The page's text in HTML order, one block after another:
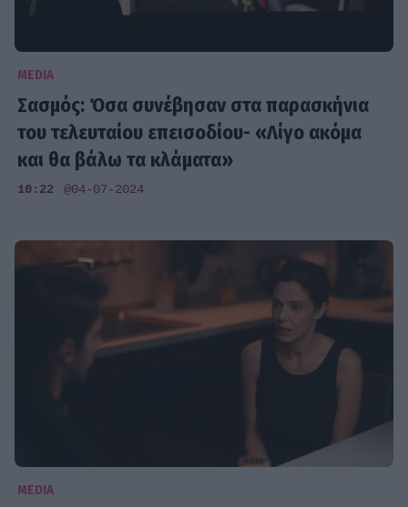
MEDIA
Σασμός: Όσα συνέβησαν στα παρασκήνια
του τελευταίου επεισοδίου- «Λίγο ακόμα
και θα βάλω τα κλάματα»
10:22 @04-07-2024
MEDIA